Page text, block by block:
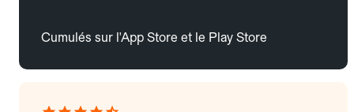
Cumulés sur l'App Store et le Play Store